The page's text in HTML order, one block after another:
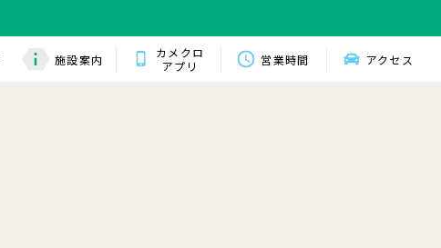
施設案内
カメクロ
アプリ
営業時間 アクセス